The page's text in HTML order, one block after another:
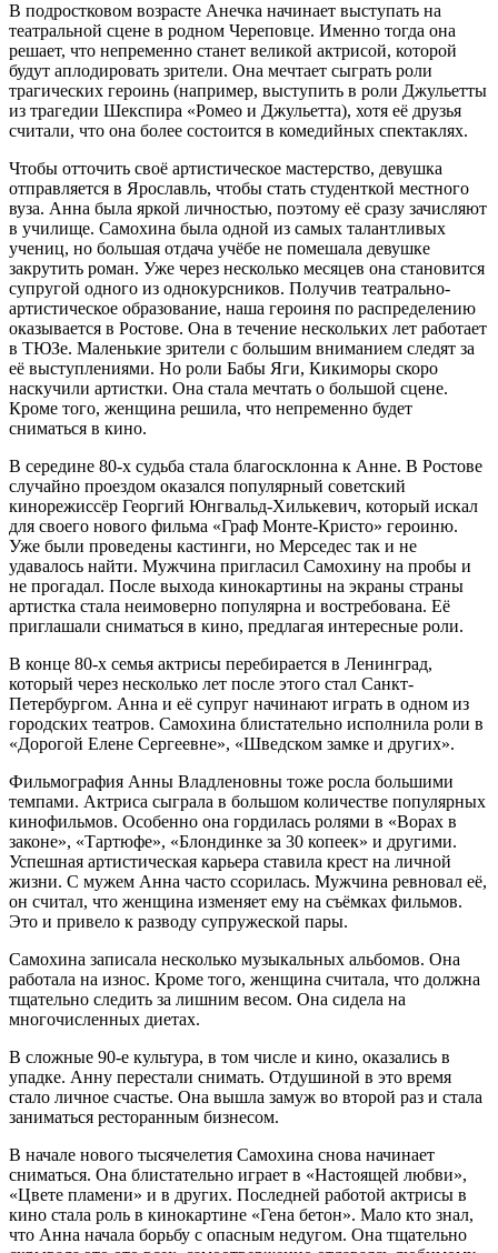
В подростковом возрасте Анечка начинает выступать на
театральной сцене в родном Череповце. Именно тогда она
решает, что непременно станет великой актрисой, которой
будут аплодировать зрители. Она мечтает сыграть роли
трагических героинь (например, выступить в роли Джульетты
из трагедии Шекспира «Ромео и Джульетта), хотя её друзья
считали, что она более состоится в комедийных спектаклях.
Чтобы отточить своё артистическое мастерство, девушка
отправляется в Ярославль, чтобы стать студенткой местного
вуза. Анна была яркой личностью, поэтому её сразу зачисляют
в училище. Самохина была одной из самых талантливых
учениц, но большая отдача учёбе не помешала девушке
закрутить роман. Уже через несколько месяцев она становится
супругой одного из однокурсников. Получив театрально-
артистическое образование, наша героиня по распределению
оказывается в Ростове. Она в течение нескольких лет работает
в ТЮЗе. Маленькие зрители с большим вниманием следят за
её выступлениями. Но роли Бабы Яги, Кикиморы скоро
наскучили артистки. Она стала мечтать о большой сцене.
Кроме того, женщина решила, что непременно будет
сниматься в кино.
В середине 80-х судьба стала благосклонна к Анне. В Ростове
случайно проездом оказался популярный советский
кинорежиссёр Георгий Юнгвальд-Хилькевич, который искал
для своего нового фильма «Граф Монте-Кристо» героиню.
Уже были проведены кастинги, но Мерседес так и не
удавалось найти. Мужчина пригласил Самохину на пробы и
не прогадал. После выхода кинокартины на экраны страны
артистка стала неимоверно популярна и востребована. Её
приглашали сниматься в кино, предлагая интересные роли.
В конце 80-х семья актрисы перебирается в Ленинград,
который через несколько лет после этого стал Санкт-
Петербургом. Анна и её супруг начинают играть в одном из
городских театров. Самохина блистательно исполнила роли в
«Дорогой Елене Сергеевне», «Шведском замке и других».
Фильмография Анны Владленовны тоже росла большими
темпами. Актриса сыграла в большом количестве популярных
кинофильмов. Особенно она гордилась ролями в «Ворах в
законе», «Тартюфе», «Блондинке за 30 копеек» и другими.
Успешная артистическая карьера ставила крест на личной
жизни. С мужем Анна часто ссорилась. Мужчина ревновал её,
он считал, что женщина изменяет ему на съёмках фильмов.
Это и привело к разводу супружеской пары.
Самохина записала несколько музыкальных альбомов. Она
работала на износ. Кроме того, женщина считала, что должна
тщательно следить за лишним весом. Она сидела на
многочисленных диетах.
В сложные 90-е культура, в том числе и кино, оказались в
упадке. Анну перестали снимать. Отдушиной в это время
стало личное счастье. Она вышла замуж во второй раз и стала
заниматься ресторанным бизнесом.
В начале нового тысячелетия Самохина снова начинает
сниматься. Она блистательно играет в «Настоящей любви»,
«Цвете пламени» и в других. Последней работой актрисы в
кино стала роль в кинокартине «Гена бетон». Мало кто знал,
что Анна начала борьбу с опасным недугом. Она тщательно